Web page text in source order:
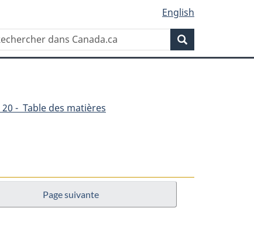
English
20 - Table des matières
Page suivante